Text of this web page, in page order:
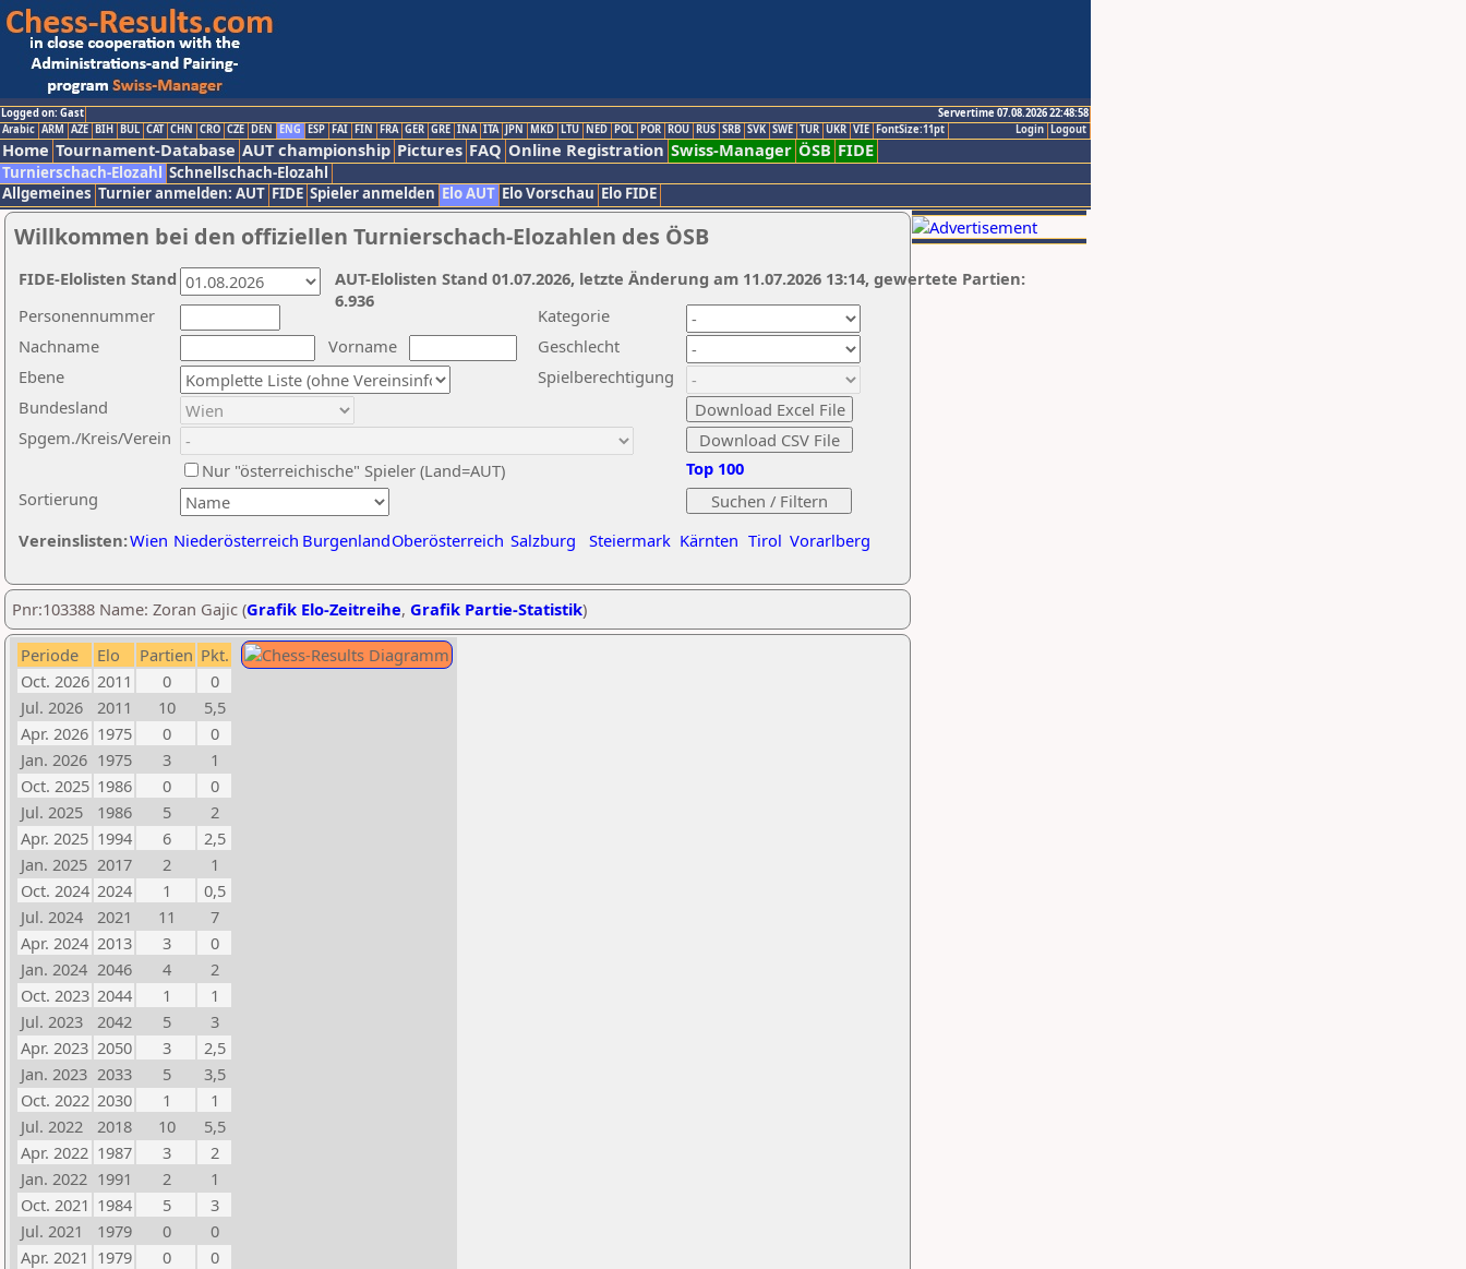
Logged on: Gast
Servertime 07.08.2026 22:48:58
Logout
Login
Arabic ARM AZE BIH BUL CAT CHN CRO CZE DEN ENG ESP FAI FIN FRA GER GRE INA ITA JPN MKD LTU NED POL POR ROU RUS SRB SVK SWE TUR UKR VIE FontSize:11pt
Home Tournament-Database AUT championship Pictures FAQ Online Registration Swiss-Manager ÖSB FIDE
Turnierschach-Elozahl Schnellschach-Elozahl
Allgemeines Turnier anmelden: AUT FIDE Spieler anmelden Elo AUT Elo Vorschau Elo FIDE
Willkommen bei den offiziellen Turnierschach-Elozahlen des ÖSB
Nachname
Vorname
Ebene
Kategorie
Sortierung
Personennummer
Bundesland
Spgem./Kreis/Verein
Geschlecht
Nur "österreichische" Spieler (Land=AUT)
Spielberechtigung
Vereinslisten:Wien Niederösterreich BurgenlandOberösterreich Salzburg Steiermark Kärnten Tirol Vorarlberg
Top 100
AUT-Elolisten Stand 01.07.2026, letzte Änderung am 11.07.2026 13:14, gewertete Partien:
6.936
FIDE-Elolisten Stand
Pnr:103388 Name: Zoran Gajic (Grafik Elo-Zeitreihe, Grafik Partie-Statistik)
Periode Elo Partien Pkt.
Oct. 2026 2011 0
0
Jul. 2026
2011 10
5,5
Apr. 2026 1975 0
0
Jan. 2026 1975 3
1
Oct. 2025 1986 0
0
Jul. 2025
1986 5
2
Apr. 2025 1994 6
2,5
Jan. 2025 2017 2
1
Oct. 2024 2024 1
0,5
Jul. 2024
2021 11
7
Apr. 2024 2013 3
0
Jan. 2024 2046 4
2
Oct. 2023 2044 1
1
Jul. 2023
2042 5
3
Apr. 2023 2050 3
2,5
Jan. 2023 2033 5
3,5
Oct. 2022 2030 1
1
Jul. 2022
2018 10
5,5
Apr. 2022 1987 3
2
Jan. 2022 1991 2
1
Oct. 2021 1984 5
3
Jul. 2021
1979 0
0
Apr. 2021 1979 0
0